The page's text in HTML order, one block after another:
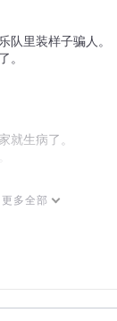
队里装样子骗人。
。
就生病了。
更多全部